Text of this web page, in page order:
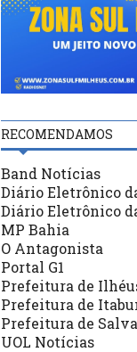
RECOMENDAMOS
Band Notícias
Diário Eletrônico
Diário Eletrônico
MP Bahia
O Antagonista
Portal G1
Prefeitura de
Prefeitura de
Prefeitura de
UOL Notícias